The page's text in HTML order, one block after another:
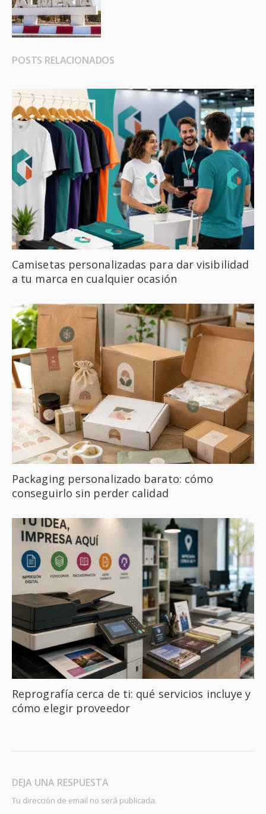
POSTS RELACIONADOS
Camisetas personalizadas para dar visibilidad
a tu marca en cualquier ocasión
Packaging personalizado barato: cómo
conseguirlo sin perder calidad
Reprografía cerca de ti: qué servicios incluye y
cómo elegir proveedor
DEJA UNA RESPUESTA
Tu dirección de email no será publicada.